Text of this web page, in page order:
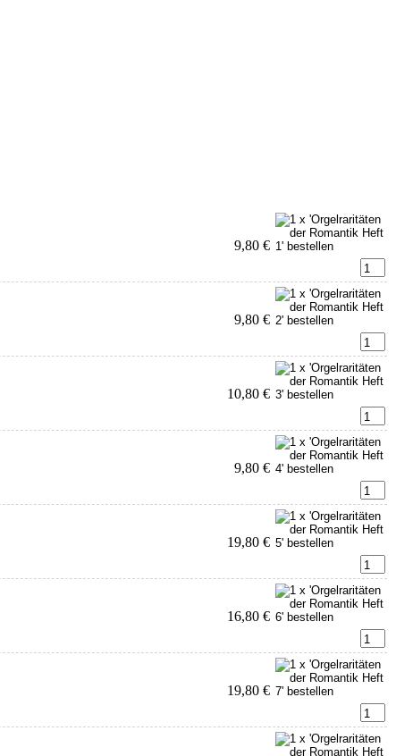
9,80 €
9,80 €
10,80 €
9,80 €
19,80 €
16,80 €
19,80 €